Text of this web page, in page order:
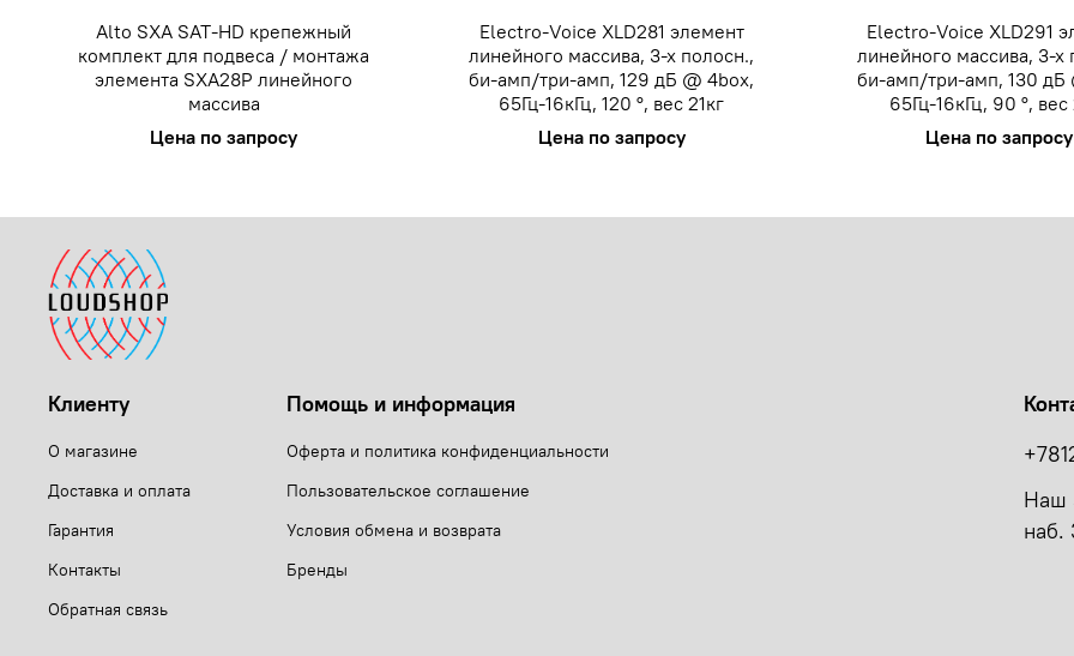
Alto SXA SAT-HD крепежный
комплект для подвеса / монтажа
элемента SXA28P линейного
массива
Цена по запросу
Electro-Voice XLD281 элемент
линейного массива, 3-х полосн.,
би-амп/три-амп, 129 дБ @ 4box,
65Гц-16кГц, 120 °, вес 21кг
Цена по запросу
Electro-Voice XLD291
линейного массива, 3-х
би-амп/три-амп, 130 дБ
65Гц-16кГц, 90 °, вес
Цена по запросу
Клиенту
О магазине
Доставка и оплата
Гарантия
Контакты
Обратная связь
Помощь и информация
Оферта и политика конфиденциальности
Пользовательское соглашение
Условия обмена и возврата
Бренды
Наш
наб.